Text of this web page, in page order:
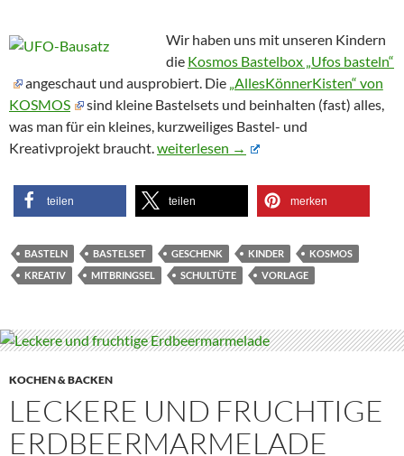
Wir haben uns mit unseren Kindern
die Kosmos Bastelbox „Ufos basteln“
angeschaut und ausprobiert. Die „AllesKönnerKisten“ von
KOSMOS
sind kleine Bastelsets und beinhalten (fast) alles,
was man für ein kleines, kurzweiliges Bastel- und
Kreativprojekt braucht.UFO-Bausatz
weiterlesen →
teilen teilen merken
BASTELN BASTELSET GESCHENK KINDER
KOSMOS
KREATIV
MITBRINGSEL SCHULTÜTE VORLAGE
KOCHEN & BACKEN
LECKERE UND FRUCHTIGE
ERDBEERMARMELADE